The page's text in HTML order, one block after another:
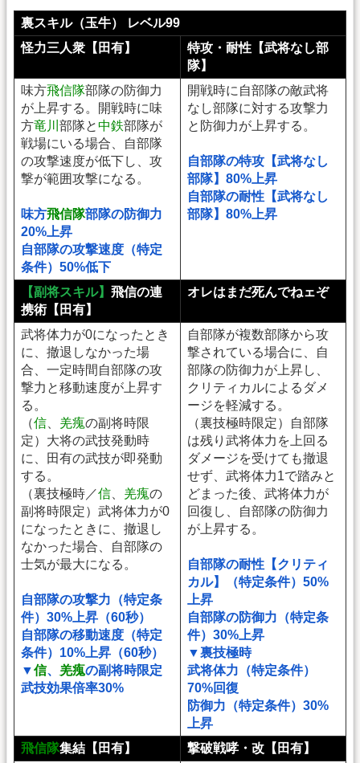
裏スキル（玉牛） レベル99
怪力三人衆【田有】
特攻・耐性【武将なし部
隊】
味方飛信隊部隊の防御力
が上昇する。開戦時に味
方竜川 部隊と中鉄部隊が
戦場にいる場合、自部隊
の攻撃速度が低下し、攻
撃が範囲攻撃になる。
味方飛信隊部隊の防御力
20%上昇
自部隊の攻撃速度（特定
条件）50%低下
開戦時に自部隊の敵武将
なし部隊に対する攻撃力
と防御力が上昇する。
自部隊の特攻【武将なし
部隊】80%上昇
自部隊の耐性【武将なし
部隊】80%上昇
【副将スキル】 飛信の連
携術【田有】
オレはまだ死んでねェぞ
武将体力が0になったとき
に、撤退しなかった場
合、一定時間自部隊の攻
撃力と移動速度が上昇す
る。
（信 羌瘣の副将時限
定）大将の武技発動時
に、田有の武技が即発動
する。
（裏技極時／信 羌瘣の
副将時限定）武将体力が0
になったときに、撤退し
なかった場合、自部隊の
士気が最大になる。
自部隊の攻撃力（特定条
件）30%上昇（60秒）
自部隊の移動速度（特定
条件）10%上昇（60秒）
▼信、 羌瘣の副将時限定
武技効果倍率30%
自部隊が複数部隊から攻
撃されている場合に、自
部隊の防御力が上昇し、
クリティカルによるダメ
ージを軽減する。
（裏技極時限定）自部隊
は残り武将体力を上回る
ダメージを受けても撤退
せず、武将体力1で踏みと
どまった後、武将体力が
回復し、自部隊の防御力
が上昇する。
自部隊の耐性【クリティ
カル】（特定条件）50%
上昇
自部隊の防御力（特定条
件）30%上昇
▼裏技極時
武将体力（特定条件）
70%回復
防御力（特定条件）30%
上昇
飛信隊集結【田有】
撃破戦哮・改【田有】